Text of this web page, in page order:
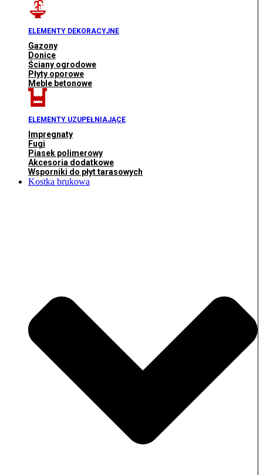
ELEMENTY DEKORACYJNE
Gazony
Donice
Ściany ogrodowe
Płyty oporowe
Meble betonowe
ELEMENTY UZUPEŁNIAJĄCE
Impregnaty
Fugi
Piasek polimerowy
Akcesoria dodatkowe
Wsporniki do płyt tarasowych
Kostka brukowa